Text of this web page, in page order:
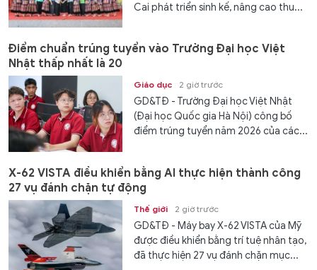
Cai phát triển sinh kế, nâng cao thu...
Điểm chuẩn trúng tuyển vào Trường Đại học Việt
Nhật thấp nhất là 20
Giáo dục 2 giờ trước
GD&TĐ - Trường Đại học Việt Nhật
(Đại học Quốc gia Hà Nội) công bố
điểm trúng tuyển năm 2026 của các...
X-62 VISTA điều khiển bằng AI thực hiện thành công
27 vụ đánh chặn tự động
Thế giới 2 giờ trước
GD&TĐ - Máy bay X-62 VISTA của Mỹ
được điều khiển bằng trí tuệ nhân tạo,
đã thực hiện 27 vụ đánh chặn mục...